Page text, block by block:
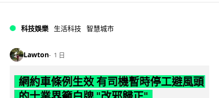
科技娛樂 生活科技 智慧城市
Lawton 1 日
網約車條例生效 有司機暫時停工避風頭